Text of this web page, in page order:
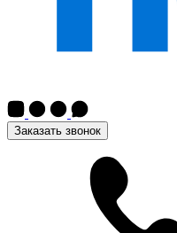
Заказать звонок